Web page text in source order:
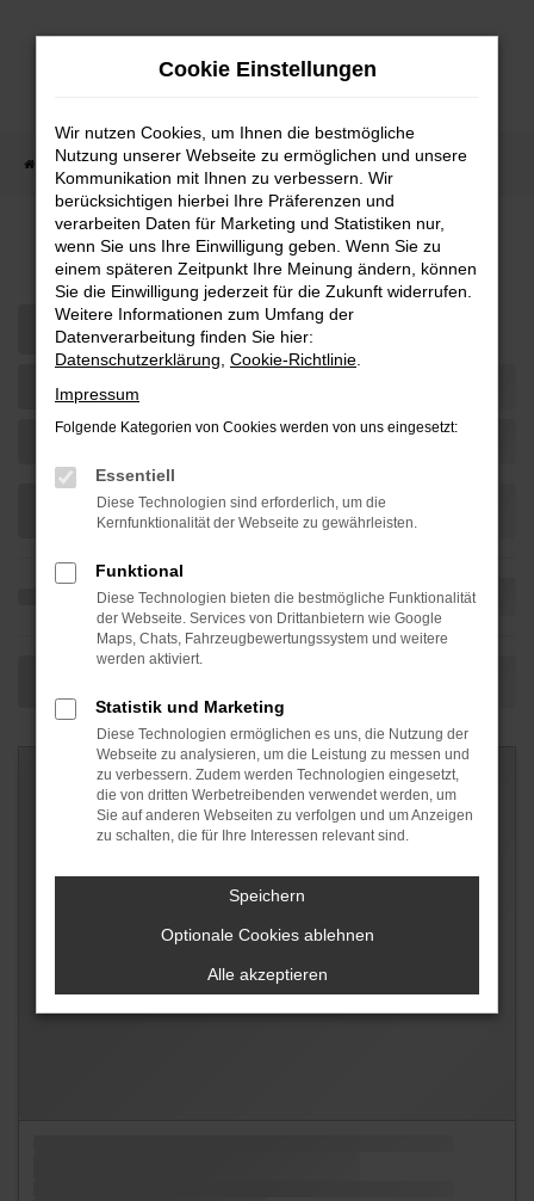
Zum
Startseite Teilen
Fahrzeug-Showroom
Cookie Einstellungen
Wir nutzen Cookies, um Ihnen die bestmögliche
Nutzung unserer Webseite zu ermöglichen und unsere
Kommunikation mit Ihnen zu verbessern. Wir
berücksichtigen hierbei Ihre Präferenzen und
verarbeiten Daten für Marketing und Statistiken nur,
wenn Sie uns Ihre Einwilligung geben. Wenn Sie zu
einem späteren Zeitpunkt Ihre Meinung ändern, können
Sie die Einwilligung jederzeit für die Zukunft widerrufen.
Weitere Informationen zum Umfang der
Datenverarbeitung finden Sie hier:
Datenschutzerklärung Cookie-Richtlinie
Impressum
Folgende Kategorien von Cookies werden von uns eingesetzt:
Essentiell
Diese Technologien sind erforderlich, um die
Kernfunktionalität der Webseite zu gewährleisten.
Funktional
Diese Technologien bieten die bestmögliche Funktionalität
der Webseite. Services von Drittanbietern wie Google
Maps, Chats, Fahrzeugbewertungssystem und weitere
werden aktiviert.
Statistik und Marketing
Diese Technologien ermöglichen es uns, die Nutzung der
Webseite zu analysieren, um die Leistung zu messen und
zu verbessern. Zudem werden Technologien eingesetzt,
die von dritten Werbetreibenden verwendet werden, um
Sie auf anderen Webseiten zu verfolgen und um Anzeigen
zu schalten, die für Ihre Interessen relevant sind.
Speichern
Optionale Cookies ablehnen
Alle akzeptieren